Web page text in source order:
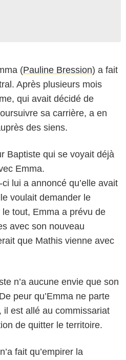
(Pauline Bression) a fait
Après plusieurs mois
qui avait décidé de
sa carrière, a en
des siens.
Baptiste qui se voyait déjà
Emma.
lui a annoncé qu’elle avait
voulait demander le
tout, Emma a prévu de
avec son nouveau
que Mathis vienne avec
n’a aucune envie que son
peur qu’Emma ne parte
il est allé au commissariat
de quitter le territoire.
fait qu’empirer la